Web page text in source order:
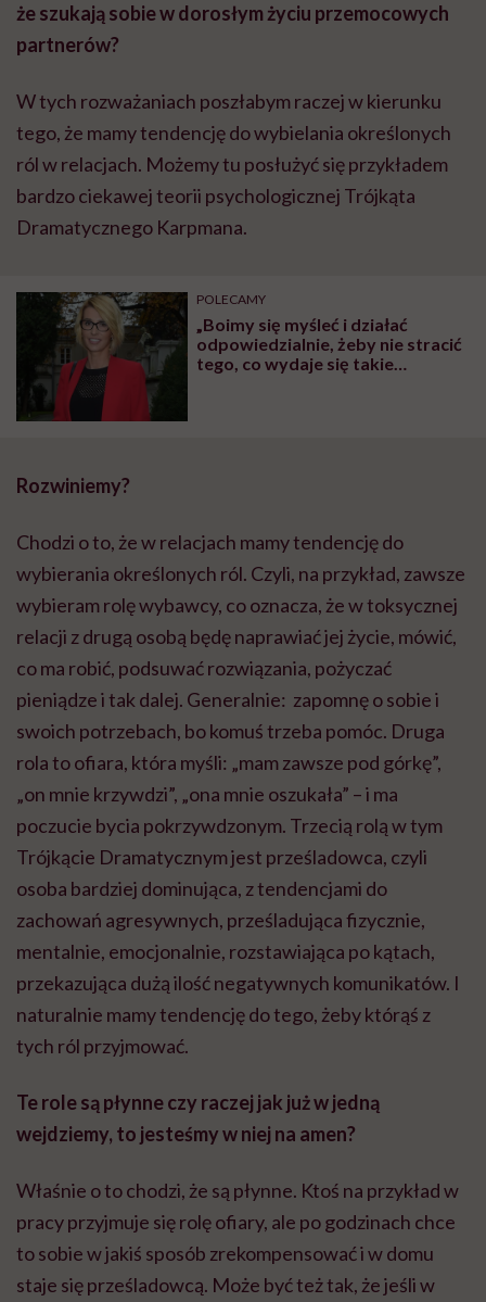
że szukają sobie w dorosłym życiu przemocowych
partnerów?
W tych rozważaniach poszłabym raczej w kierunku
tego, że mamy tendencję do wybielania określonych
ról w relacjach. Możemy tu posłużyć się przykładem
bardzo ciekawej teorii psychologicznej Trójkąta
Dramatycznego Karpmana.
POLECAMY
„Boimy się myśleć i działać
odpowiedzialnie, żeby nie stracić
tego, co wydaje się takie
Rozwiniemy?
Chodzi o to, że w relacjach mamy tendencję do
wybierania określonych ról. Czyli, na przykład, zawsze
wybieram rolę wybawcy, co oznacza, że w toksycznej
relacji z drugą osobą będę naprawiać jej życie, mówić,
co ma robić, podsuwać rozwiązania, pożyczać
pieniądze i tak dalej. Generalnie: zapomnę o sobie i
swoich potrzebach, bo komuś trzeba pomóc. Druga
rola to ofiara, która myśli: „mam zawsze pod górkę”,
„on mnie krzywdzi”, „ona mnie oszukała” – i ma
poczucie bycia pokrzywdzonym. Trzecią rolą w tym
Trójkącie Dramatycznym jest prześladowca, czyli
osoba bardziej dominująca, z tendencjami do
zachowań agresywnych, prześladująca fizycznie,
mentalnie, emocjonalnie, rozstawiająca po kątach,
przekazująca dużą ilość negatywnych komunikatów. I
naturalnie mamy tendencję do tego, żeby którąś z
tych ról przyjmować.
Te role są płynne czy raczej jak już w jedną
wejdziemy, to jesteśmy w niej na amen?
Właśnie o to chodzi, że są płynne. Ktoś na przykład w
pracy przyjmuje się rolę ofiary, ale po godzinach chce
to sobie w jakiś sposób zrekompensować i w domu
staje się prześladowcą. Może być też tak, że jeśli w